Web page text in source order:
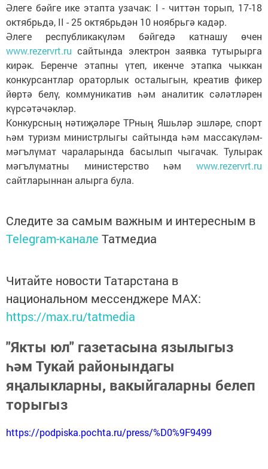
Әлеге бәйге ике этапта узачак: I - читтән торып, 17-18
октябрьдә, II - 25 октябрьдән 10 ноябрьгә кадәр.
Әлеге республикакүләм бәйгедә катнашу өчен
www.rezervrt.ru сайтында электрон заявка тутырырга
кирәк. Беренче этапны үтеп, икенче этапка чыккан
конкурсантлар ораторлык осталыгын, креатив фикер
йөртә белү, коммуникатив һәм аналитик сәләтләрен
күрсәтәчәкләр.
Конкурсның нәтиҗәләре ТРның Яшьләр эшләре, спорт
һәм туризм министрлыгы сайтында һәм массакүләм-
мәгълүмат чараларында басылып чыгачак. Тулырак
мәгълүматны министерство һәм www.rezervrt.ru
сайтларыннан алырга була.
Следите за самым важным и интересным в
Telegram-канале Татмедиа
Читайте новости Татарстана в
национальном мессенджере MАХ:
https://max.ru/tatmedia
"Якты юл" газетасына язылыгыз
һәм Тукай районындагы
яңалыкларны, вакыйгаларны белеп
торыгыз
https://podpiska.pochta.ru/press/%D0%9F9499